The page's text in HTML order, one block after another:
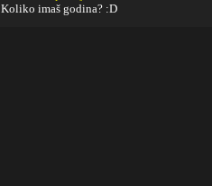
Koliko imaš godina? :D